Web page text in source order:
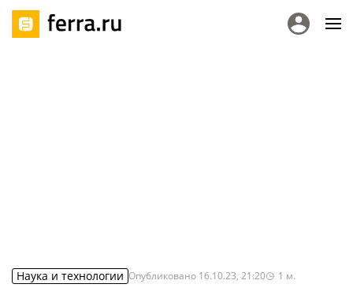
Наука и технологии Опубликовано 16.10.23, 21:20 1 м.